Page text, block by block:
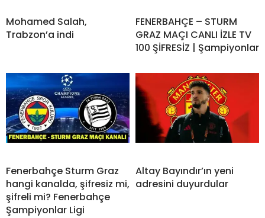
Mohamed Salah,
Trabzon’a indi
FENERBAHÇE – STURM
GRAZ MAÇI CANLI İZLE TV
100 ŞİFRESİZ | Şampiyonlar
Fenerbahçe Sturm Graz
hangi kanalda, şifresiz mi,
şifreli mi? Fenerbahçe
Şampiyonlar Ligi
Altay Bayındır’ın yeni
adresini duyurdular